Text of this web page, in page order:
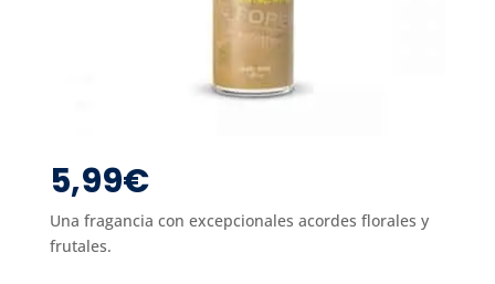
5,99€
Una fragancia con excepcionales acordes florales y
frutales.